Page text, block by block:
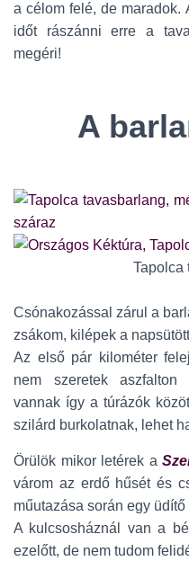
a célom felé, de maradok.
időt rászánni erre a
megéri!
A
Tapolca
Csónakozással zárul a
zsákom, kilépek a
Az első pár kilométer
nem szeretek aszfalton
vannak így a túrázók
szilárd burkolatnak, lehet
Örülök mikor letérek a
várom az erdő hűsét és
műutazása során egy
A kulcsosháznál van a
ezelőtt, de nem tudom